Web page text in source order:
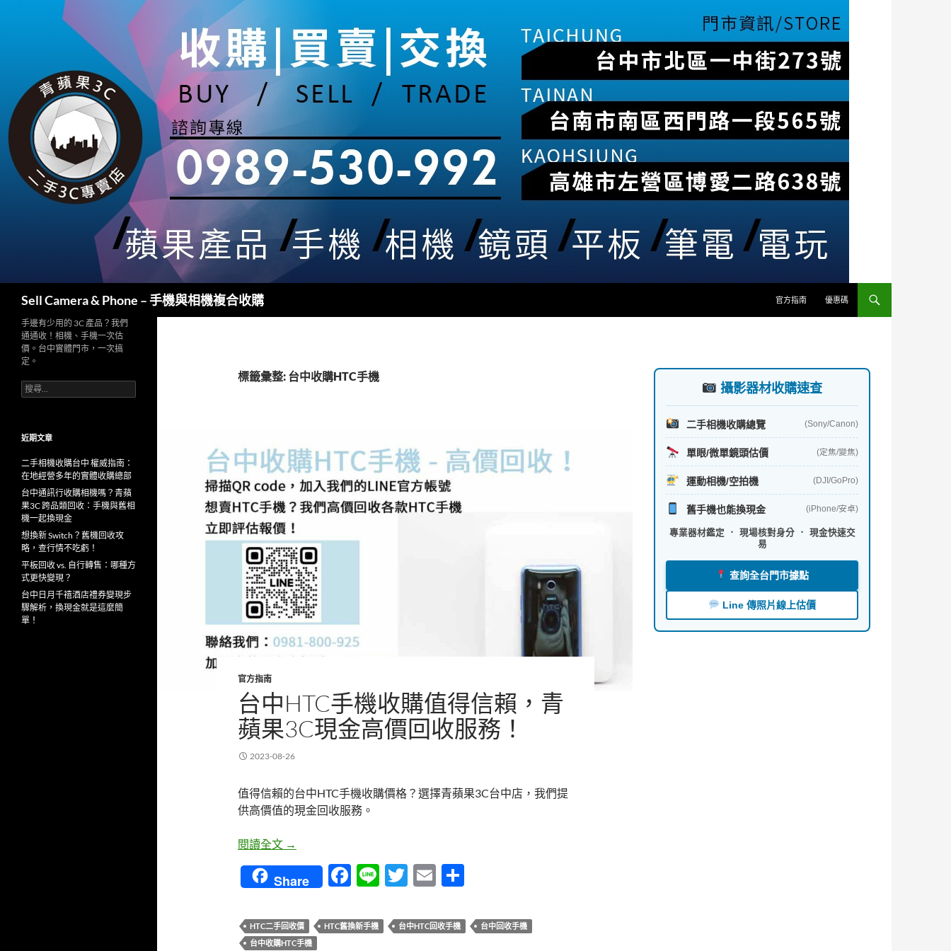
Sell Camera & Phone – 手機與相機複合收購 官方指南 優惠碼
標籤彙整: 台中收購HTC手機
官方指南
台中HTC手機收購值得信賴，青
蘋果3C現金高價回收服務！
2023-08-26
值得信賴的台中HTC手機收購價格？選擇青蘋果3C台中店，我們提
供高價值的現金回收服務。
閱讀全文 台中HTC手機收購值得信賴，青蘋果3C現金高價回收服務！
→
Share
F
e
b
Li
e
T
itt
er
E
ail
HTC二手回收價 HTC舊換新手機 台中HTC回收手機
台中回收手機
台中收購HTC手機
攝影器材收購速查
二手相機收購總覽 (Sony/Canon)
單眼/微單鏡頭估價 (定焦/變焦)
運動相機/空拍機 (DJI/GoPro)
舊手機也能換現金 (iPhone/安卓)
專業器材鑑定 ． 現場核對身分 ． 現金快速交
易
查詢全台門市據點
Line 傳照片線上估價
手邊有少用的 3C 產品？我們
通通收！相機、手機一次估
價。台中實體門市，一次搞
定。
搜
尋
字:
近期文章
二手相機收購台中 權威指南：
在地經營多年的實體收購總部
台中通訊行收購相機嗎？青蘋
果3C 跨品類回收：手機與舊相
機一起換現金
想換新 Switch？舊機回收攻
略，查行情不吃虧！
平板回收 vs. 自行轉售：哪種方
式更快變現？
台中日月千禧酒店禮券變現步
驟解析，換現金就是這麼簡
單！